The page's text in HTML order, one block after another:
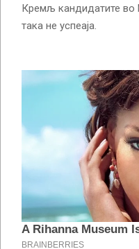
Кремљ кандидатите во
така не успеаја.